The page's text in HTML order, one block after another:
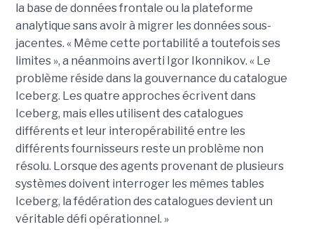
la base de données frontale ou la plateforme
analytique sans avoir à migrer les données sous-
jacentes. « Même cette portabilité a toutefois ses
limites », a néanmoins averti Igor Ikonnikov. « Le
problème réside dans la gouvernance du catalogue
Iceberg. Les quatre approches écrivent dans
Iceberg, mais elles utilisent des catalogues
différents et leur interopérabilité entre les
différents fournisseurs reste un problème non
résolu. Lorsque des agents provenant de plusieurs
systèmes doivent interroger les mêmes tables
Iceberg, la fédération des catalogues devient un
véritable défi opérationnel. »